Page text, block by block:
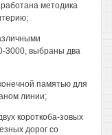
методика
3000, выбраны два
памятью для
линии;
короткоба-зовых
дорог со